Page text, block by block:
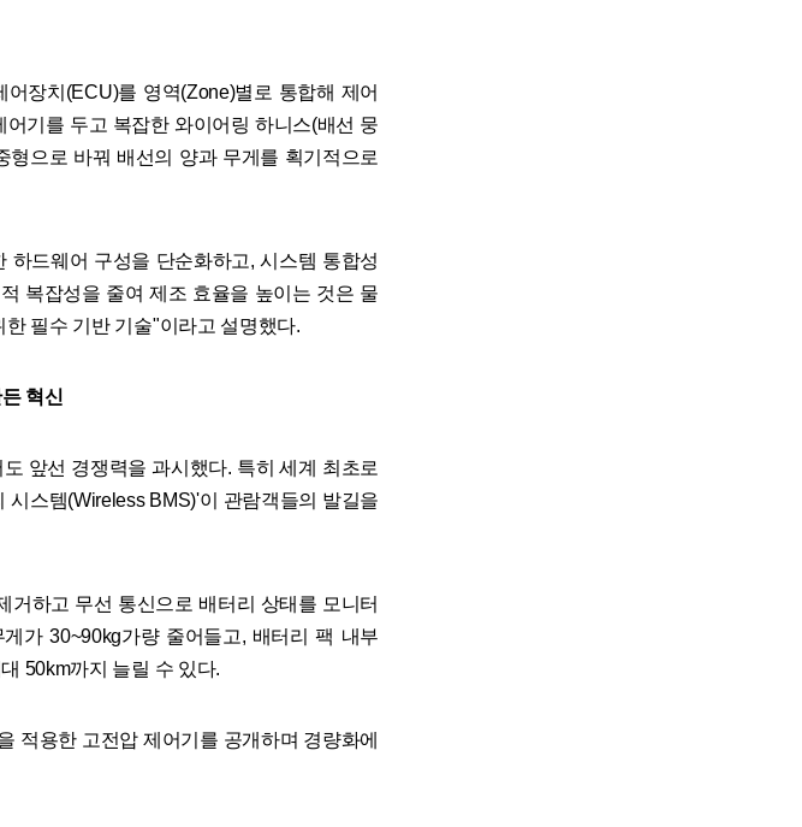
장치(ECU)를 영역(Zone)별로 통합해 제어
기를 두고 복잡한 와이어링 하니스(배선 뭉
으로 바꿔 배선의 양과 무게를 획기적으로
드웨어 구성을 단순화하고, 시스템 통합성
복잡성을 줄여 제조 효율을 높이는 것은 물
필수 기반 기술"이라고 설명했다.
혁신
앞선 경쟁력을 과시했다. 특히 세계 최초로
스템(Wireless BMS)'이 관람객들의 발길을
거하고 무선 통신으로 배터리 상태를 모니터
가 30~90kg가량 줄어들고, 배터리 팩 내부
50km까지 늘릴 수 있다.
적용한 고전압 제어기를 공개하며 경량화에